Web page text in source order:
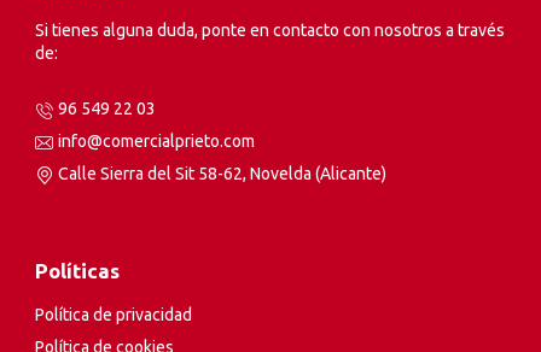
Si tienes alguna duda, ponte en contacto con nosotros a través
de:
96 549 22 03
info@comercialprieto.com
Calle Sierra del Sit 58-62, Novelda (Alicante)
Políticas
Política de privacidad
Política de cookies